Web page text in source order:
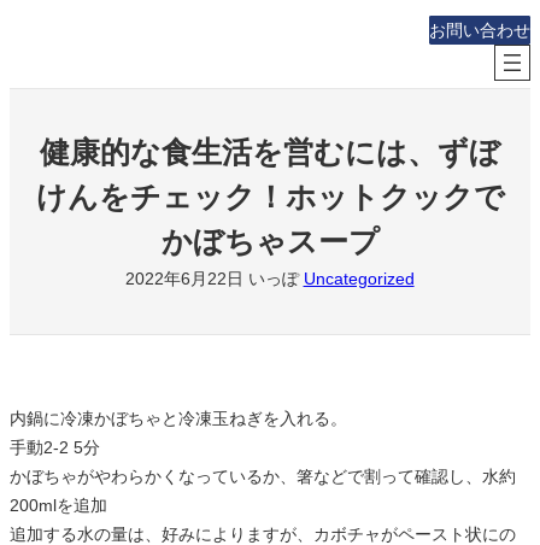
お問い合わせ
健康的な食生活を営むには、ずぼ
けんをチェック！ホットクックで
かぼちゃスープ
2022年6月22日 いっぽ Uncategorized
内鍋に冷凍かぼちゃと冷凍玉ねぎを入れる。
手動2-2 5分
かぼちゃがやわらかくなっているか、 箸などで割って確認し、水約
200mlを追加
追加する水の量は、好みによりますが、カボチャがペースト状にの